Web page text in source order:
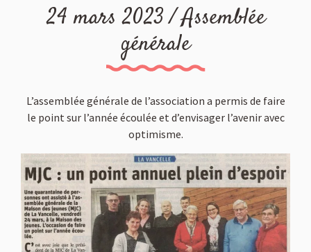
24 mars 2023 / Assemblée
générale
L’assemblée générale de l’association a permis de faire
le point sur l’année écoulée et d’envisager l’avenir avec
optimisme.